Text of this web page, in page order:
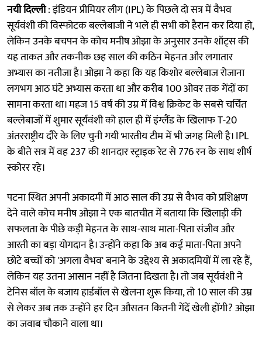
नयी दिल्ली: इंडियन प्रीमियर लीग (IPL) के पिछले दो सत्र में वैभव
सूर्यवंशी की विस्फोटक बल्लेबाजी ने भले ही सभी को हैरान कर दिया हो,
लेकिन उनके बचपन के कोच मनीष ओझा के अनुसार उनके शॉट्स की
यह ताकत और तकनीक छह साल की कठिन मेहनत और लगातार
अभ्यास का नतीजा है। ओझा ने कहा कि यह किशोर बल्लेबाज रोजाना
लगभग आठ घंटे अभ्यास करता था और करीब 100 ओवर तक गेंदों का
सामना करता था। महज 15 वर्ष की उम्र में विश्व क्रिकेट के सबसे चर्चित
बल्लेबाजों में शुमार सूर्यवंशी को हाल ही में इंग्लैंड के खिलाफ T-20
अंतरराष्ट्रीय दौरे के लिए चुनी गयी भारतीय टीम में भी जगह मिली है। IPL
के बीते सत्र में वह 237 की शानदार स्ट्राइक रेट से 776 रन के साथ शीर्ष
स्कोरर रहे।
पटना स्थित अपनी अकादमी में आठ साल की उम्र से वैभव को प्रशिक्षण
देने वाले कोच मनीष ओझा ने एक बातचीत में बताया कि खिलाड़ी की
सफलता के पीछे कड़ी मेहनत के साथ-साथ माता-पिता संजीव और
आरती का बड़ा योगदान है। उन्होंने कहा कि अब कई माता-पिता अपने
छोटे बच्चों को 'अगला वैभव' बनाने के उद्देश्य से अकादमियों में ला रहे हैं,
लेकिन यह उतना आसान नहीं है जितना दिखता है। तो जब सूर्यवंशी ने
टेनिस बॉल के बजाय हार्डबॉल से खेलना शुरू किया, तो 10 साल की उम्र
से लेकर अब तक उन्होंने हर दिन औसतन कितनी गेंदें खेली होंगी? ओझा
का जवाब चौकाने वाला था।